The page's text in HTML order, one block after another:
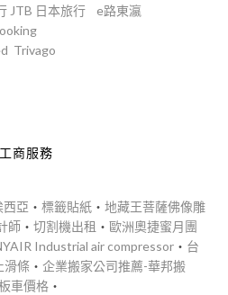
JTB 日本旅行
e路東瀛
Trivago
工商服務
西亞 ‧標籤貼紙 ‧地藏王菩薩佛像雕
師 ‧切割機出租 ‧歐洲奧捷蜜月團
Industrial air compressor ‧ 台
滑條 ‧企業搬家公司推薦-華邦搬
車價格 ‧